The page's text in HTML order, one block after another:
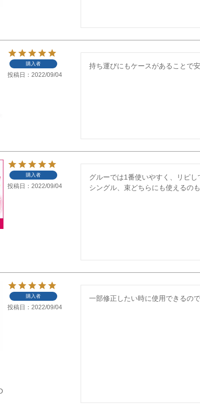
購入者
投稿日 2022/09/04
持ち運びにもケースがあることで
購入者
投稿日 2022/09/04
グルーでは1番使いやすく、リピし
シングル、束どちらにも使えるの
購入者
投稿日 2022/09/04